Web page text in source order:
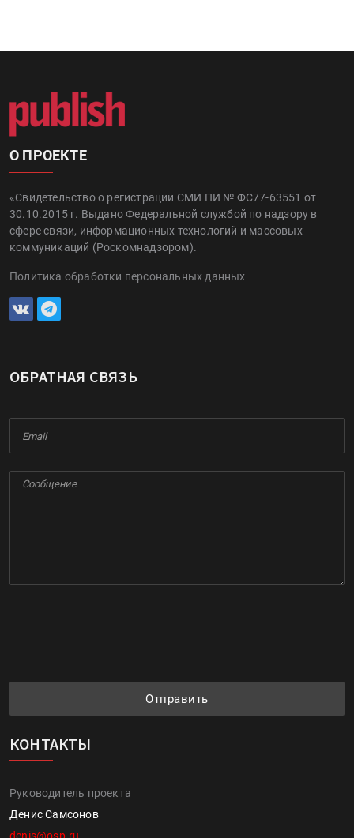
О ПРОЕКТЕ
«Свидетельство о регистрации СМИ ПИ № ФС77-63551 от
30.10.2015 г. Выдано Федеральной службой по надзору в
сфере связи, информационных технологий и массовых
коммуникаций (Роскомнадзором).
Политика обработки персональных данных
ОБРАТНАЯ СВЯЗЬ
Отправить
КОНТАКТЫ
Руководитель проекта
Денис Самсонов